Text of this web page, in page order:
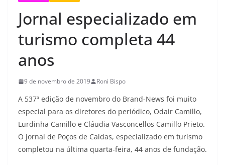
Jornal especializado em
turismo completa 44
anos
9 de novembro de 2019 Roni Bispo
A 537ª edição de novembro do Brand-News foi muito
especial para os diretores do periódico, Odair Camillo,
Lurdinha Camillo e Cláudia Vasconcellos Camillo Prieto.
O jornal de Poços de Caldas, especializado em turismo
completou na última quarta-feira, 44 anos de fundação.